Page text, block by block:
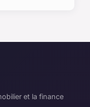
et la finance